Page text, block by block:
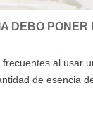
DEBO PONER
al usar
de esencia